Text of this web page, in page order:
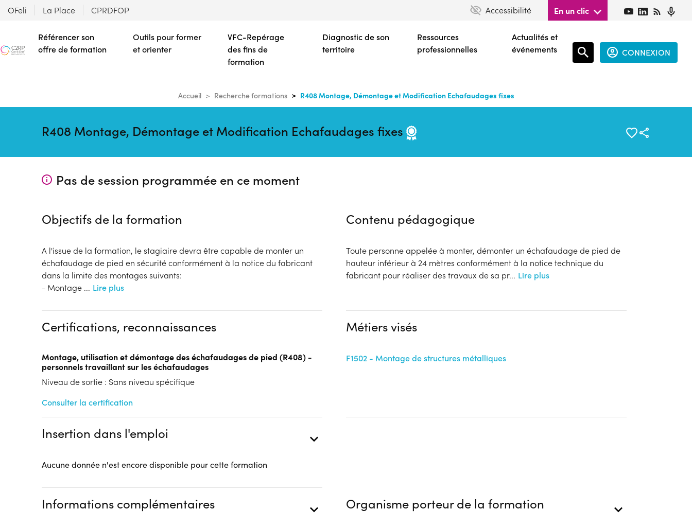
contenu
principal
OFeli La Place CPRDFOP Accessibilité En un clic
Référencer son
offre de formation
Outils pour former
et orienter
VFC-Repérage
des fins de
formation
Diagnostic de son
territoire
Ressources
professionnelles
Actualités et
événements
CONNEXION
Accueil Recherche formations R408 Montage, Démontage et Modification Echafaudages fixes
R408 Montage, Démontage et Modification Echafaudages fixes
Pas de session programmée en ce moment
Objectifs de la formation
A l'issue de la formation, le stagiaire devra être capable de monter un
échafaudage de pied en sécurité conformément à la notice du fabricant
dans la limite des montages suivants:
- Montage ... Lire plus
Contenu pédagogique
Toute personne appelée à monter, démonter un échafaudage de pied de
hauteur inférieur à 24 mètres conformément à la notice technique du
fabricant pour réaliser des travaux de sa pr... Lire plus
Certifications, reconnaissances
Montage, utilisation et démontage des échafaudages de pied (R408) -
personnels travaillant sur les échafaudages
Niveau de sortie : Sans niveau spécifique
Consulter la certification
Métiers visés
F1502 - Montage de structures métalliques
Insertion dans l'emploi
Aucune donnée n'est encore disponible pour cette formation
Informations complémentaires Organisme porteur de la formation